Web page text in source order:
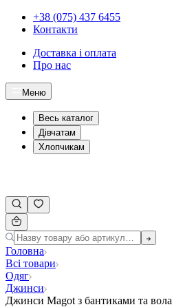
+38 (075) 437 6455
Контакти
Доставка і оплата
Про нас
Меню
Весь каталог
Дівчатам
Хлопчикам
Головна
Всі товари
Одяг
Джинси
Джинси Magot з бантиками та